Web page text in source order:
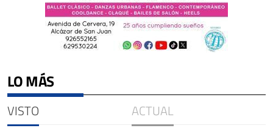
LO MÁS
VISTO ACTUAL